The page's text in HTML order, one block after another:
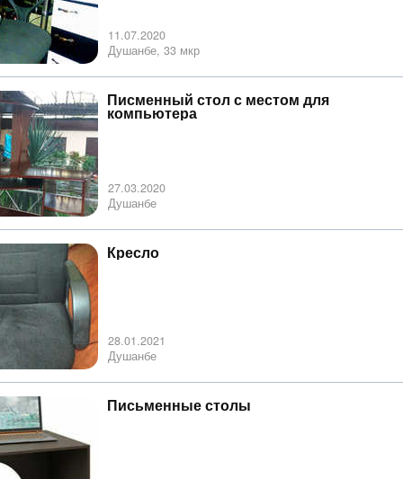
11.07.2020
Душанбе, 33 мкр
Писменный стол с местом для
компьютера
27.03.2020
Душанбе
Кресло
28.01.2021
Душанбе
Письменные столы